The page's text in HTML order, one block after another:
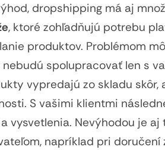
dropshipping má aj
, ktoré zohľadňujú potrebu
produktov. Problémom
spolupracovať len s
vypredajú zo skladu
S vašimi klientmi
vysvetlenia. Nevýhodou je aj
napríklad pri doručení